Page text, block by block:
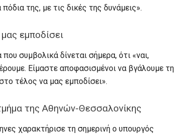
της, με τις δικές της δυνάμεις».
εμποδίσει
συμβολικά δίνεται σήμερα, ότι «ναι,
Είμαστε αποφασισμένοι να βγάλουμε τη
τέλος να μας εμποδίσει».
της Αθηνών-Θεσσαλονίκης
χαρακτήρισε τη σημερινή ο υπουργός